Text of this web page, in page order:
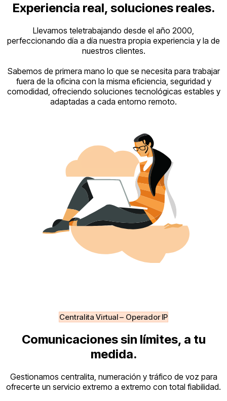
Experiencia real, soluciones reales.
Llevamos teletrabajando desde el año 2000,
perfeccionando día a día nuestra propia experiencia y la de
nuestros clientes.
Sabemos de primera mano lo que se necesita para trabajar
fuera de la oficina con la misma eficiencia, seguridad y
comodidad, ofreciendo soluciones tecnológicas estables y
adaptadas a cada entorno remoto.
Centralita Virtual – Operador IP
Comunicaciones sin límites, a tu
medida.
Gestionamos centralita, numeración y tráfico de voz para
ofrecerte un servicio extremo a extremo con total fiabilidad.